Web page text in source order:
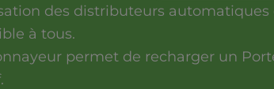
des distributeurs
à tous.
permet de recharger un